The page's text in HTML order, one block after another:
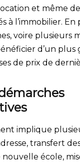
et même
à l’immobilier.
voire plusieurs
d’un plus
de prix de
implique
transfert
école,